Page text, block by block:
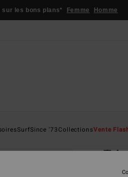
sur les bons plans* Femme Homme
SurfSince '73CollectionsVente
Bas